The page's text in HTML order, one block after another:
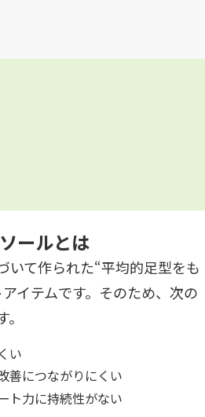
ールとは
いて作られた“平均的足型をも
イテムです。そのため、次の
い
善につながりにくい
ト力に持続性がない